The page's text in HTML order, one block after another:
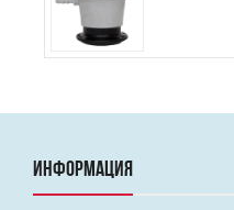
ИНФОРМАЦИЯ